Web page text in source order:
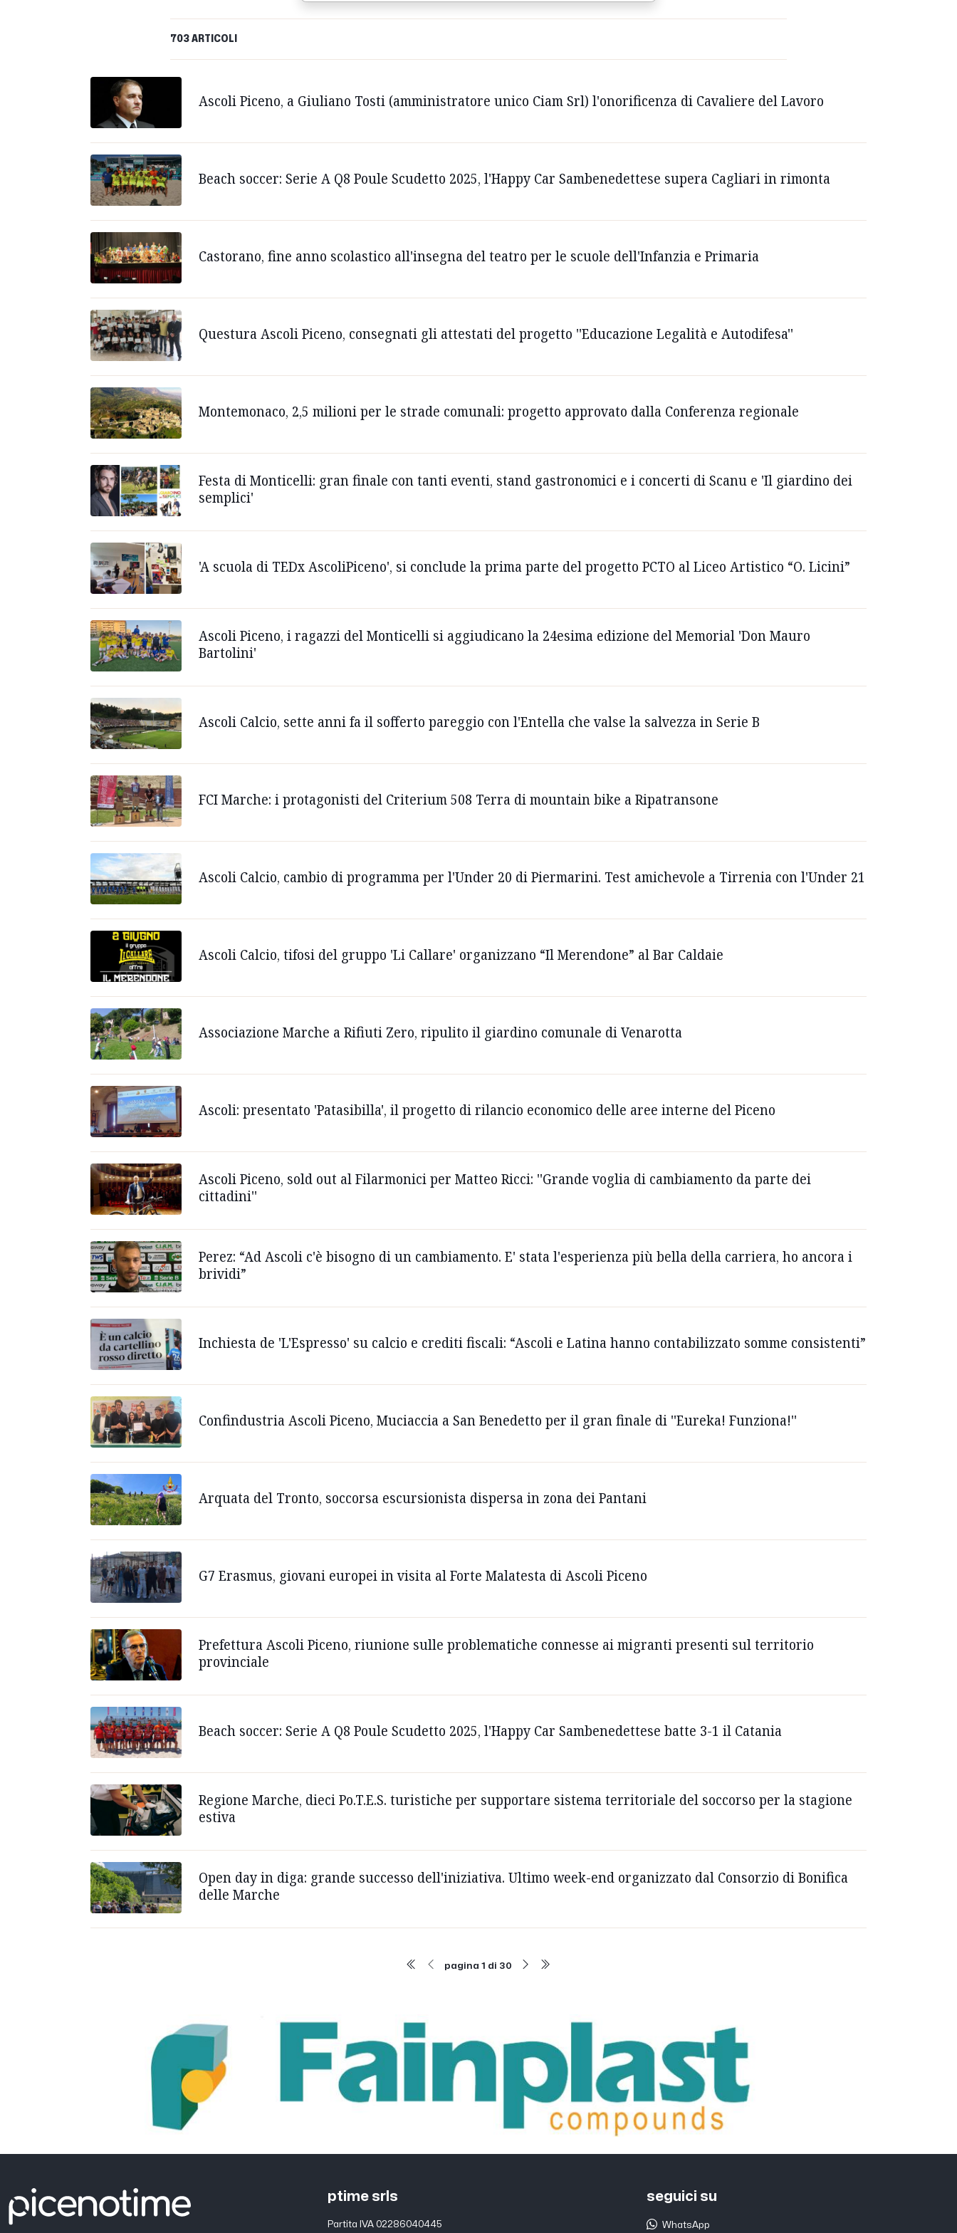
703 ARTICOLI
Ascoli Piceno, a Giuliano Tosti (amministratore unico Ciam Srl) l'onorificenza di Cavaliere del Lavoro
Beach soccer: Serie A Q8 Poule Scudetto 2025, l'Happy Car Sambenedettese supera Cagliari in rimonta
Castorano, fine anno scolastico all'insegna del teatro per le scuole dell'Infanzia e Primaria
Questura Ascoli Piceno, consegnati gli attestati del progetto ''Educazione Legalità e Autodifesa''
Montemonaco, 2,5 milioni per le strade comunali: progetto approvato dalla Conferenza regionale
Festa di Monticelli: gran finale con tanti eventi, stand gastronomici e i concerti di Scanu e 'Il giardino dei
semplici'
'A scuola di TEDx AscoliPiceno', si conclude la prima parte del progetto PCTO al Liceo Artistico “O. Licini”
Ascoli Piceno, i ragazzi del Monticelli si aggiudicano la 24esima edizione del Memorial 'Don Mauro
Bartolini'
Ascoli Calcio, sette anni fa il sofferto pareggio con l'Entella che valse la salvezza in Serie B
FCI Marche: i protagonisti del Criterium 508 Terra di mountain bike a Ripatransone
Ascoli Calcio, cambio di programma per l'Under 20 di Piermarini. Test amichevole a Tirrenia con l'Under 21
Ascoli Calcio, tifosi del gruppo 'Li Callare' organizzano “Il Merendone” al Bar Caldaie
Associazione Marche a Rifiuti Zero, ripulito il giardino comunale di Venarotta
Ascoli: presentato 'Patasibilla', il progetto di rilancio economico delle aree interne del Piceno
Ascoli Piceno, sold out al Filarmonici per Matteo Ricci: ''Grande voglia di cambiamento da parte dei
cittadini''
Perez: “Ad Ascoli c'è bisogno di un cambiamento. E' stata l'esperienza più bella della carriera, ho ancora i
brividi”
Inchiesta de 'L'Espresso' su calcio e crediti fiscali: “Ascoli e Latina hanno contabilizzato somme consistenti”
Confindustria Ascoli Piceno, Muciaccia a San Benedetto per il gran finale di ''Eureka! Funziona!''
Arquata del Tronto, soccorsa escursionista dispersa in zona dei Pantani
G7 Erasmus, giovani europei in visita al Forte Malatesta di Ascoli Piceno
Prefettura Ascoli Piceno, riunione sulle problematiche connesse ai migranti presenti sul territorio
provinciale
Beach soccer: Serie A Q8 Poule Scudetto 2025, l'Happy Car Sambenedettese batte 3-1 il Catania
Regione Marche, dieci Po.T.E.S. turistiche per supportare sistema territoriale del soccorso per la stagione
estiva
Open day in diga: grande successo dell'iniziativa. Ultimo week-end organizzato dal Consorzio di Bonifica
delle Marche
pagina 1 di 30
ptime srls
Partita IVA 02286040445
seguici su
WhatsApp